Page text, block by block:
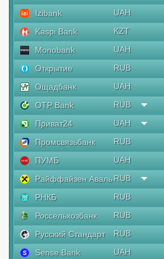
Izibank
UAH
Kaspi Bank
KZT
Monobank
UAH
Открытие
RUB
Ощадбанк
UAH
OTP Bank
RUB
Приват24
UAH
Промсвязьбанк
RUB
ПУМБ
UAH
Райффайзен АвальRUB
РНКБ
RUB
Россельхозбанк
RUB
Русский Стандарт
RUB
Sense Bank
UAH